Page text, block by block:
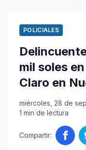
POLICIALES
mil soles
Claro en
miércoles, 28 de
1 min de lectura
Compartir: